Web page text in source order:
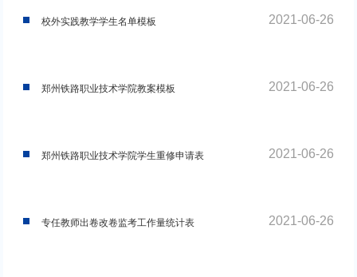
校外实践教学学生名单模板 2021-06-26
郑州铁路职业技术学院教案模板 2021-06-26
郑州铁路职业技术学院学生重修申请表 2021-06-26
专任教师出卷改卷监考工作量统计表 2021-06-26